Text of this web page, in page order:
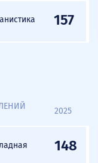
157
2025
148